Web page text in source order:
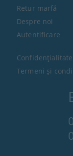
Retur marfă
Despre noi
Autentificare
Confidenţialitate
Termeni şi